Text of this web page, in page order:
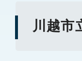
川越市